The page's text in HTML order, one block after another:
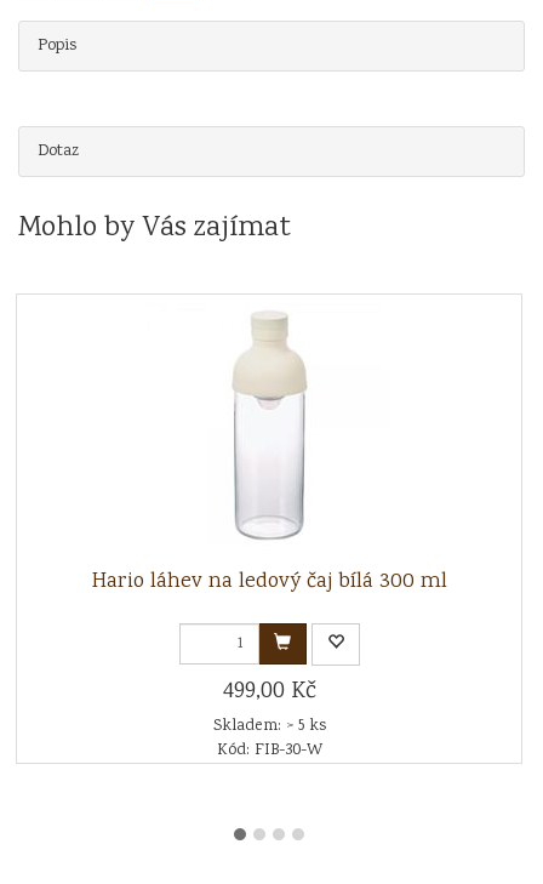
Popis
Dotaz
Mohlo by Vás zajímat
Hario láhev na ledový čaj bílá 300 ml
499,00 Kč
Skladem: > 5 ks
Kód: FIB-30-W